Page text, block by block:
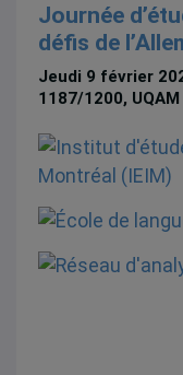
Journée
défis de
Jeudi 9 février
1187/1200,